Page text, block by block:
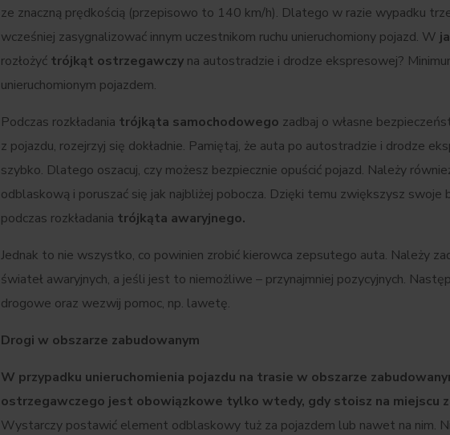
ze znaczną prędkością (przepisowo to 140 km/h). Dlatego w razie wypadku
wcześniej zasygnalizować innym uczestnikom ruchu unieruchomiony pojazd. W
rozłożyć trójkąt ostrzegawczy na autostradzie i drodze ekspresowej?
unieruchomionym pojazdem.
Podczas rozkładania trójkąta samochodowego zadbaj o własne
z pojazdu, rozejrzyj się dokładnie. Pamiętaj, że auta po autostradzie i drodze
szybko. Dlatego oszacuj, czy możesz bezpiecznie opuścić pojazd. Należy
odblaskową i poruszać się jak najbliżej pobocza. Dzięki temu zwiększysz swoje
podczas rozkładania trójkąta awaryjnego.
Jednak to nie wszystko, co powinien zrobić kierowca zepsutego auta. Należy
świateł awaryjnych, a jeśli jest to niemożliwe – przynajmniej pozycyjnych.
drogowe oraz wezwij pomoc, np. lawetę.
Drogi w obszarze zabudowanym
W przypadku unieruchomienia pojazdu na trasie w obszarze
ostrzegawczego jest obowiązkowe tylko wtedy, gdy stoisz na miejscu
Wystarczy postawić element odblaskowy tuż za pojazdem lub nawet na nim.